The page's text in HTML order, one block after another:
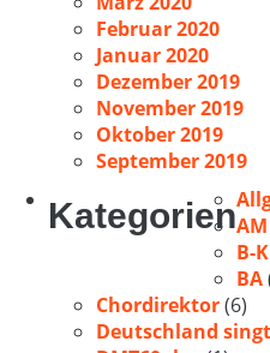
Februar 2020
Januar 2020
Dezember 2019
November 2019
Oktober 2019
September 2019
KategorienAM
B-
BA
Chordirektor(6)
Deutschland singt